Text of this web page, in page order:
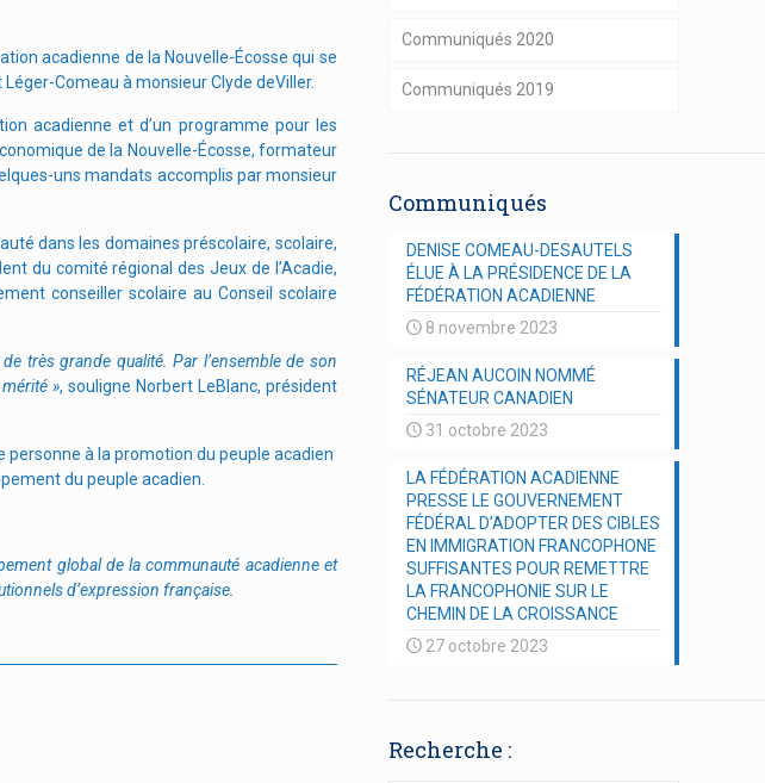
acadienne de la Nouvelle-Écosse qui se
Comeau à monsieur Clyde deViller.
acadienne et d’un programme pour les
de la Nouvelle-Écosse, formateur
uns mandats accomplis par monsieur
dans les domaines préscolaire, scolaire,
du comité régional des Jeux de l’Acadie,
conseiller scolaire au Conseil scolaire
très grande qualité. Par l’ensemble de son
», souligne Norbert LeBlanc, président
à la promotion du peuple acadien
du peuple acadien.
global de la communauté acadienne et
d’expression française.
Communiqués 2020
Communiqués 2019
Communiqués
DENISE COMEAU-DESAUTELS
ÉLUE À LA PRÉSIDENCE DE LA
FÉDÉRATION ACADIENNE
8 novembre 2023
RÉJEAN AUCOIN NOMMÉ
SÉNATEUR CANADIEN
31 octobre 2023
LA FÉDÉRATION ACADIENNE
PRESSE LE GOUVERNEMENT
FÉDÉRAL D’ADOPTER DES CIBLES
EN IMMIGRATION FRANCOPHONE
SUFFISANTES POUR REMETTRE
LA FRANCOPHONIE SUR LE
CHEMIN DE LA CROISSANCE
27 octobre 2023
Recherche :